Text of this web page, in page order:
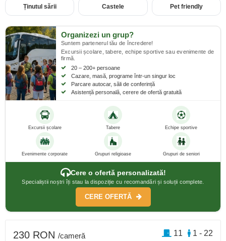
Ținutul sării Castele Pet friendly
Organizezi un grup?
Suntem partenerul tău de încredere!
Excursii școlare, tabere, echipe sportive sau evenimente de
firmă.
20 – 200+ persoane
Cazare, masă, programe într-un singur loc
Parcare autocar, săli de conferință
Asistență personală, cerere de ofertă gratuită
Excursii școlare Tabere Echipe sportive
Evenimente corporate Grupuri religioase Grupuri de seniori
Cere o ofertă personalizată!
Specialiștii noștri îți stau la dispoziție cu recomandări și soluții complete.
CERE OFERTĂ
230 RON /cameră 1 - 22
11